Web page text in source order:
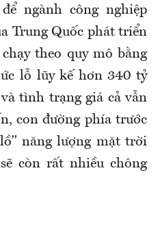
ngành công nghiệp
Trung Quốc phát triển
theo quy mô bằng
lỗ lũy kế hơn 340 tỷ
tình trạng giá cả vẫn
con đường phía trước
năng lượng mặt trời
còn rất nhiều chông